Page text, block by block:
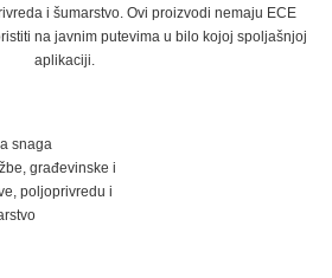
i šumarstvo. Ovi proizvodi nemaju ECE
na javnim putevima u bilo kojoj spoljašnjoj
aplikaciji.
snaga
građevinske i
poljoprivredu i